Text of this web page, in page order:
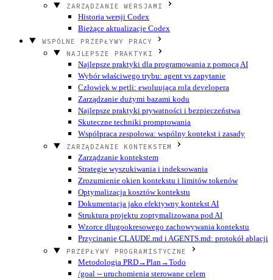
ZARZĄDZANIE WERSJAMI
Historia wersji Codex
Bieżące aktualizacje Codex
WSPÓLNE PRZEPŁYWY PRACY
NAJLEPSZE PRAKTYKI
Najlepsze praktyki dla programowania z pomocą AI
Wybór właściwego trybu: agent vs zapytanie
Człowiek w pętli: ewoluująca rola developera
Zarządzanie dużymi bazami kodu
Najlepsze praktyki prywatności i bezpieczeństwa
Skuteczne techniki promptowania
Współpraca zespołowa: wspólny kontekst i zasady
ZARZĄDZANIE KONTEKSTEM
Zarządzanie kontekstem
Strategie wyszukiwania i indeksowania
Zrozumienie okien kontekstu i limitów tokenów
Optymalizacja kosztów kontekstu
Dokumentacja jako efektywny kontekst AI
Struktura projektu zoptymalizowana pod AI
Wzorce długookresowego zachowywania kontekstu
Przycinanie CLAUDE.md i AGENTS.md: protokół ablacji
PRZEPŁYWY PROGRAMISTYCZNE
Metodologia PRD→Plan→Todo
/goal -- uruchomienia sterowane celem